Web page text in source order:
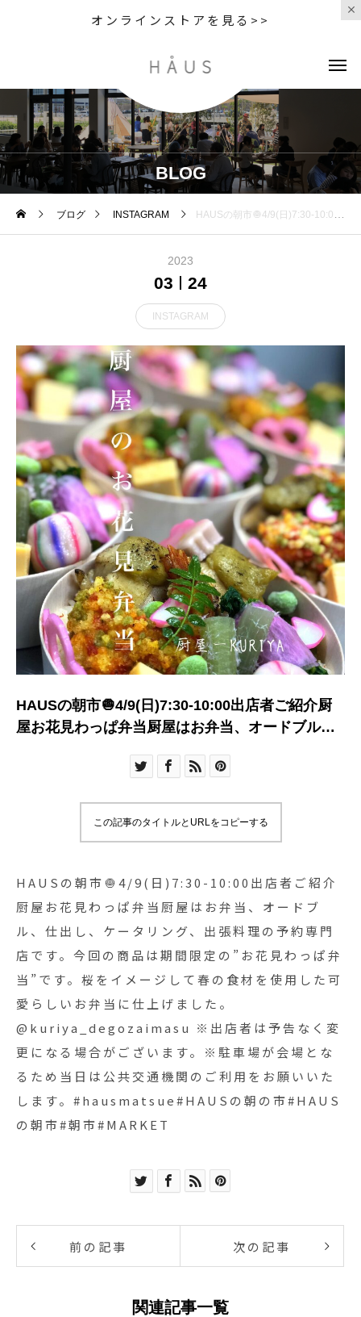
オンラインストアを見る>>
BLOG
ブログ INSTAGRAM HAUSの朝市🧅4/9(日)7:30-10:00出店者ご紹介厨屋お花見わっぱ弁当厨屋はお弁当、オードブル、仕出し、ケータリング、出張料理の予約専門店です。今回の商品は期間限定の”お花見わっぱ弁当”です。桜をイメージして春の食材を使用した可愛らしいお弁当に仕上げました。@kuriya_degozaimasu ※出店者は予告なく変更になる場合がございます。※駐車場が会場となるため当日は公共交通機関のご利用をお願いいたします。#hausmatsue#HAUSの朝の市#HAUSの朝市#朝市#MARKET
2023
03 24
INSTAGRAM
HAUSの朝市🧅4/9(日)7:30-10:00出店者ご紹介厨
屋お花見わっぱ弁当厨屋はお弁当、オードブル、
す。今回の商品は期間限定の”お花見わっぱ弁
愛らしいお弁当に仕上げました。
ため当日は公共交通機関のご利用をお願いいたし
ます。#hausmatsue#HAUSの朝の市#HAUSの朝
市#朝市#MARKET
この記事のタイトルとURLをコピーする
HAUSの朝市🧅4/9(日)7:30-10:00出店者ご紹介
厨屋お花見わっぱ弁当厨屋はお弁当、オードブ
ル、仕出し、ケータリング、出張料理の予約専門
店です。今回の商品は期間限定の”お花見わっぱ弁
当”です。桜をイメージして春の食材を使用した可
愛らしいお弁当に仕上げました。
@kuriya_degozaimasu ※出店者は予告なく変
更になる場合がございます。※駐車場が会場とな
るため当日は公共交通機関のご利用をお願いいた
します。#hausmatsue#HAUSの朝の市#HAUS
の朝市#朝市#MARKET
前の記事 次の記事
関連記事一覧